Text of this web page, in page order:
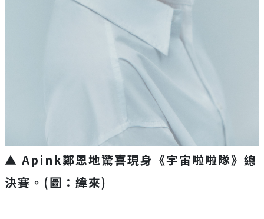
▲ Apink鄭恩地驚喜現身《宇宙啦啦隊》總
決賽。(圖：緯來)